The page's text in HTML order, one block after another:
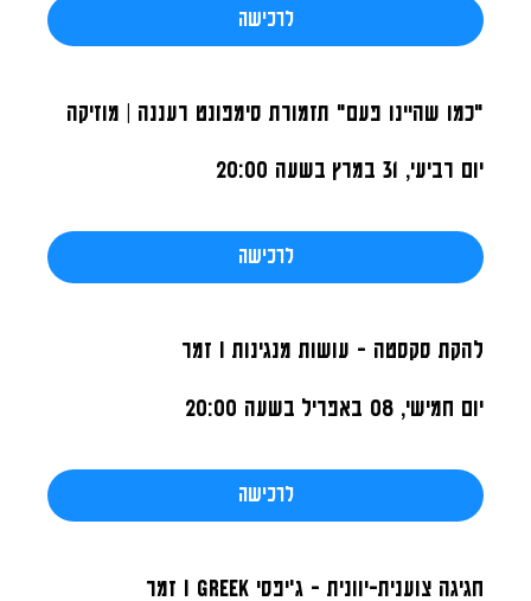
לרכישה
"כמו שהיינו פעם" תזמורת סימפונט רעננה | מוזיקה
יום רביעי, 31 במרץ בשעה 20:00
לרכישה
להקת סקסטה - עושות מנגינות I זמר
יום חמישי, 08 באפריל בשעה 20:00
לרכישה
חגיגה צוענית-יוונית - ג'יפסי I GREEK זמר